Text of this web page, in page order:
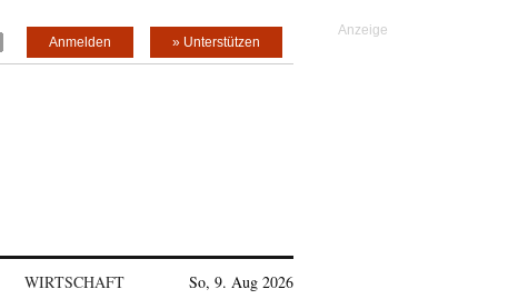
» Unterstützen
Anmelden
WIRTSCHAFT So, 9. Aug 2026